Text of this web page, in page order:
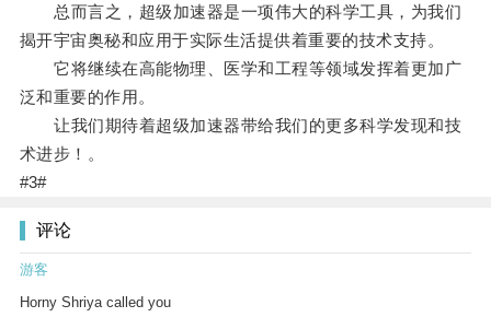
总而言之，超级加速器是一项伟大的科学工具，为我们
揭开宇宙奥秘和应用于实际生活提供着重要的技术支持。
它将继续在高能物理、医学和工程等领域发挥着更加广
泛和重要的作用。
让我们期待着超级加速器带给我们的更多科学发现和技
术进步！。
#3#
评论
游客
Horny Shriya called you